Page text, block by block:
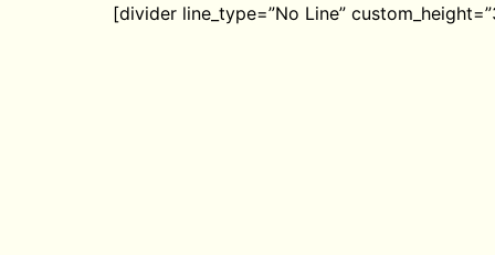
[divider line_type=”No Line”